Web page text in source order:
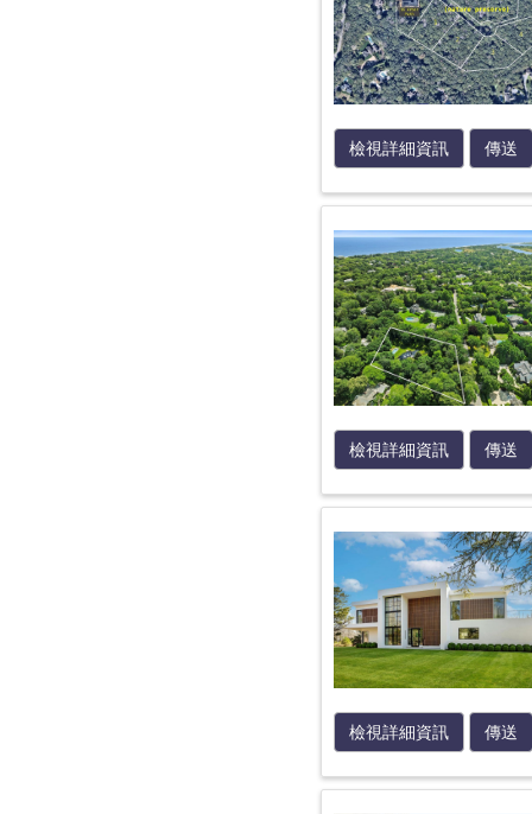
檢視詳細資訊 傳送
檢視詳細資訊 傳送
檢視詳細資訊 傳送